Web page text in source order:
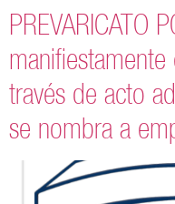
PREVARICATO
través de acto
se nombra a